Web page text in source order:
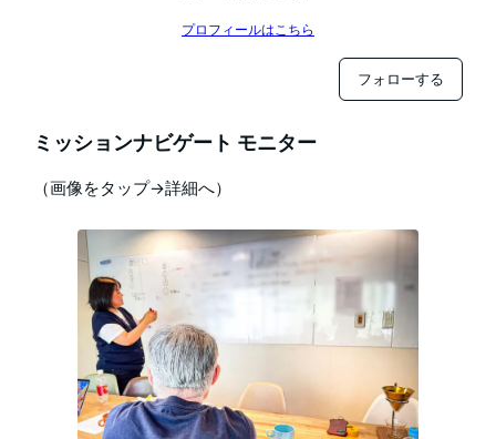
プロフィールはこちら
フォローする
ミッションナビゲート モニター
（画像をタップ→詳細へ）